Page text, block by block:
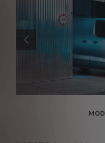
ANTERIOR